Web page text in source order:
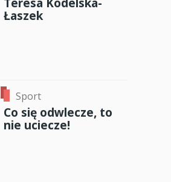
Łaszek
Sport
Co się odwlecze, to
nie uciecze!